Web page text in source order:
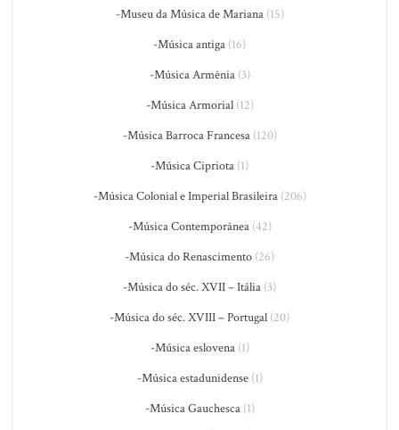
-Museu da Música de Mariana(15)
-Música antiga (16)
-Música Armênia(3)
-Música Armorial(12)
-Música Barroca Francesa(120)
-Música Cipriota (1)
-Música Colonial e Imperial Brasileira(206)
-Música Contemporânea(42)
-Música do Renascimento (26)
-Música do séc. XVII – Itália (3)
-Música do séc. XVIII – Portugal (20)
-Música eslovena(1)
-Música estadunidense(1)
-Música Gauchesca(1)